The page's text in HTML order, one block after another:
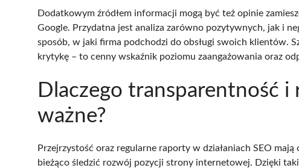
Dodatkowym źródłem informacji mogą być też opinie
Google. Przydatna jest analiza zarówno pozytywnych, jak i
sposób, w jaki firma podchodzi do obsługi swoich klientów.
krytykę – to cenny wskaźnik poziomu zaangażowania oraz
Dlaczego transparentność i
ważne?
Przejrzystość oraz regularne raporty w działaniach SEO
bieżąco śledzić rozwój pozycji strony internetowej. Dzięki